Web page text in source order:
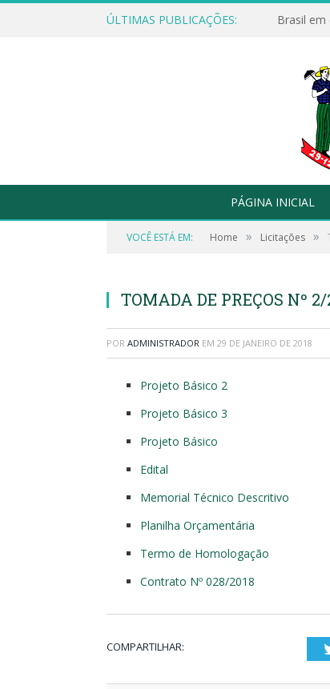
ÚLTIMAS PUBLICAÇÕES: Brasil em
PÁGINA INICIAL
VOCÊ ESTÁ EM: Home » Licitações »
TOMADA DE PREÇOS Nº 2/
POR ADMINISTRADOR EM 29 DE JANEIRO DE 2018
Projeto Básico 2
Projeto Básico 3
Projeto Básico
Edital
Memorial Técnico Descritivo
Planilha Orçamentária
Termo de Homologação
Contrato Nº 028/2018
COMPARTILHAR: